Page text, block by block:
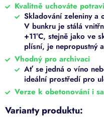
Kvalitně uchováte
Skladování zeleniny a
V bunkru je stálá
+11°C, stejně jako ve
plísní, je nepropustný
Vhodný pro archivaci
Ať se jedná o víno
ideální prostředí pro
Verze k obetonování i
Varianty produktu: